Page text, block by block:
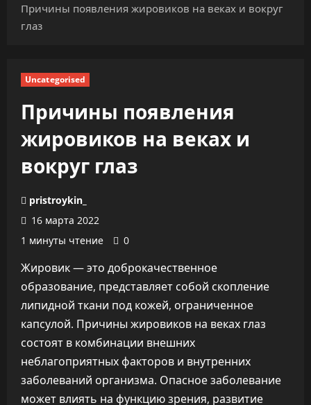
Причины появления жировиков на веках и вокруг
глаз
Uncategorised
Причины появления
жировиков на веках и
вокруг глаз
pristroykin_
16 марта 2022
1 минуты чтение
0
Жировик — это доброкачественное
образование, представляет собой скопление
липидной ткани под кожей, ограниченное
капсулой. Причины жировиков на веках глаз
состоят в комбинации внешних
неблагоприятных факторов и внутренних
заболеваний организма. Опасное заболевание
может влиять на функцию зрения, развитие